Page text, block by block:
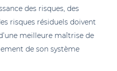
des risques, des
risques résiduels doivent
meilleure maîtrise de
de son système